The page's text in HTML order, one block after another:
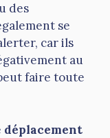
des
se
car ils
au
faire toute
déplacement